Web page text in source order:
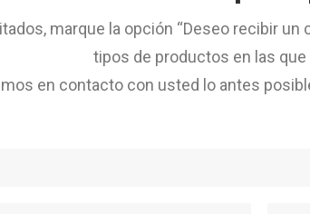
marque la opción “Deseo recibir
tipos de productos en las
en contacto con usted lo antes